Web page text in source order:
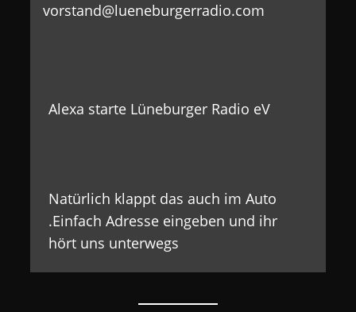
vorstand@lueneburgerradio.com
Alexa starte Lüneburger Radio eV
Natürlich klappt das auch im Auto
.Einfach Adresse eingeben und ihr
hört uns unterwegs